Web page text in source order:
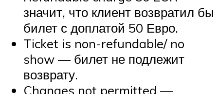
значит, что клиент возвратил бы
билет с доплатой 50 Евро.
Ticket is non-refundable/ no
show — билет не подлежит
возврату.
Changes not permitted —